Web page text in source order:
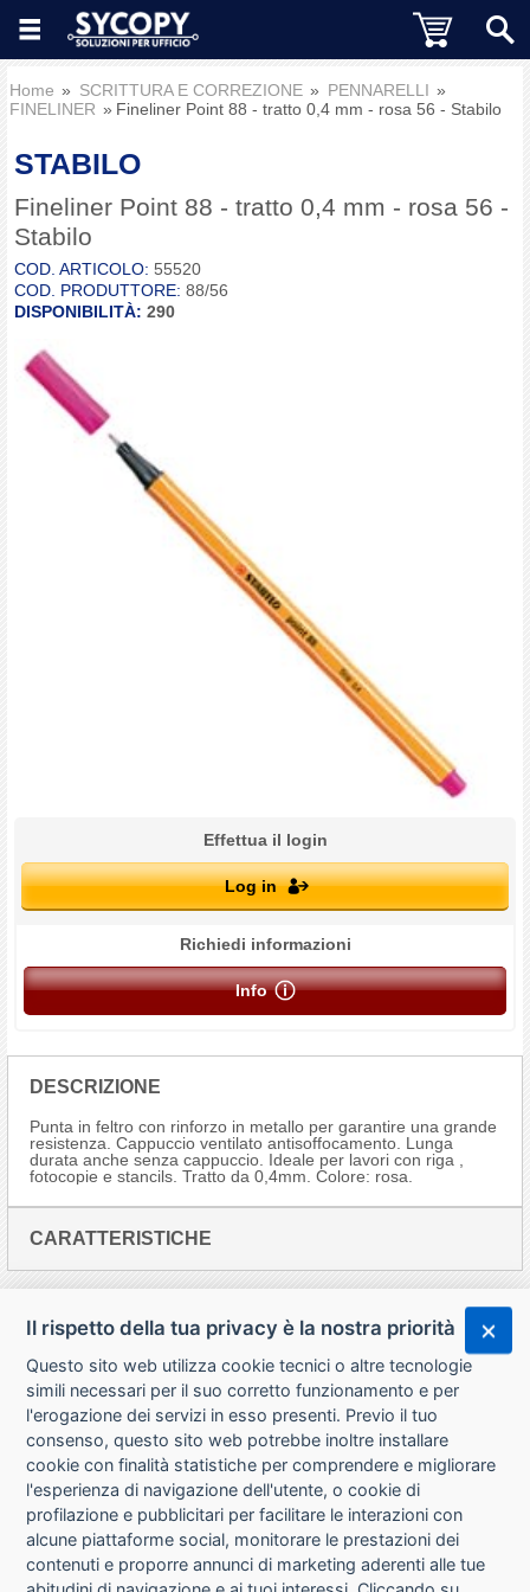
Home SCRITTURA E CORREZIONE
PENNARELLI
FINELINER
Fineliner Point 88 - tratto 0,4 mm - rosa 56 - Stabilo
STABILO
Fineliner Point 88 - tratto 0,4 mm - rosa 56 -
Stabilo
COD. ARTICOLO: 55520
COD. PRODUTTORE: 88/56
DISPONIBILITÀ: 290
Effettua il login
Log in
Richiedi informazioni
Info
DESCRIZIONE
Punta in feltro con rinforzo in metallo per garantire una grande
resistenza. Cappuccio ventilato antisoffocamento. Lunga
durata anche senza cappuccio. Ideale per lavori con riga ,
fotocopie e stancils. Tratto da 0,4mm. Colore: rosa.
CARATTERISTICHE
CHI SIAMO
CONTATTI
Il rispetto della tua privacy è la nostra priorità
Questo sito web utilizza cookie tecnici o altre tecnologie
simili necessari per il suo corretto funzionamento e per
l'erogazione dei servizi in esso presenti. Previo il tuo
consenso, questo sito web potrebbe inoltre installare
cookie con finalità statistiche per comprendere e migliorare
l'esperienza di navigazione dell'utente, o cookie di
profilazione e pubblicitari per facilitare le interazioni con
alcune piattaforme social, monitorare le prestazioni dei
contenuti e proporre annunci di marketing aderenti alle tue